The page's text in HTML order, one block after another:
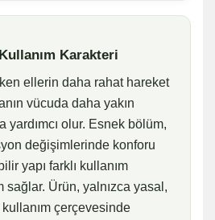
Karakteri
ellerin daha rahat hareket
vücuda daha yakın
yardımcı olur. Esnek bölüm,
değişimlerinde konforu
yapı farklı kullanım
sağlar. Ürün, yalnızca yasal,
çerçevesinde